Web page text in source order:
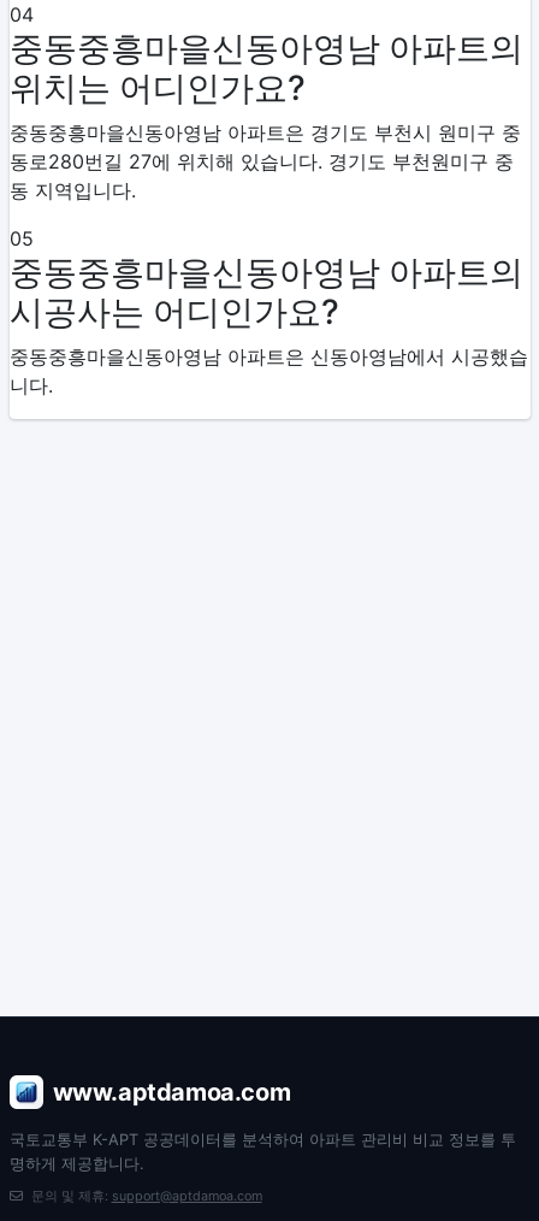
04
중동중흥마을신동아영남 아파트의
위치는 어디인가요?
중동중흥마을신동아영남 아파트은 경기도 부천시 원미구 중
동로280번길 27에 위치해 있습니다. 경기도 부천원미구 중
동 지역입니다.
05
중동중흥마을신동아영남 아파트의
시공사는 어디인가요?
중동중흥마을신동아영남 아파트은 신동아영남에서 시공했습
니다.
www.aptdamoa.com
국토교통부 K-APT 공공데이터를 분석하여 아파트 관리비 비교 정보를 투
명하게 제공합니다.
문의 및 제휴: support@aptdamoa.com